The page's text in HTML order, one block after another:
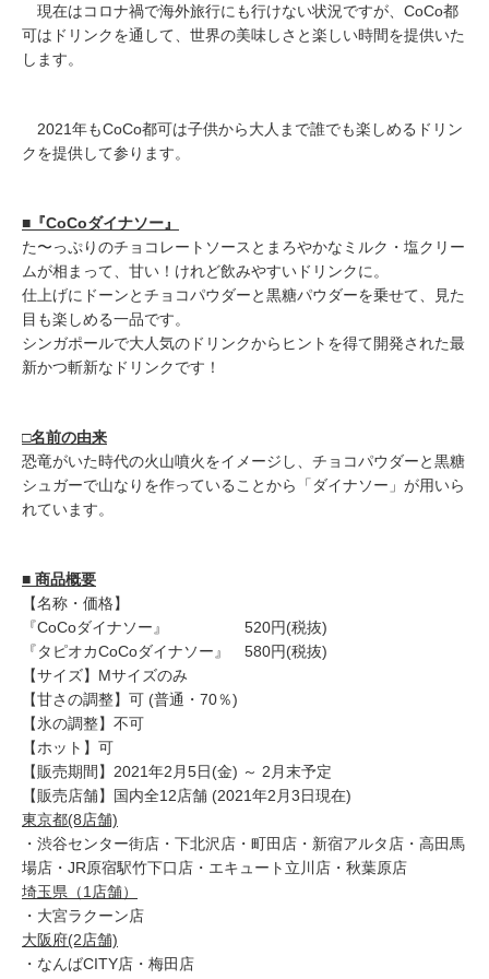
現在はコロナ禍で海外旅行にも行けない状況ですが、CoCo都
可はドリンクを通して、世界の美味しさと楽しい時間を提供いた
します。
2021年もCoCo都可は子供から大人まで誰でも楽しめるドリン
クを提供して参ります。
■『CoCoダイナソー』
た〜っぷりのチョコレートソースとまろやかなミルク・塩クリー
ムが相まって、甘い！けれど飲みやすいドリンクに。
仕上げにドーンとチョコパウダーと黒糖パウダーを乗せて、見た
目も楽しめる一品です。
シンガポールで大人気のドリンクからヒントを得て開発された最
新かつ斬新なドリンクです！
□名前の由来
恐竜がいた時代の火山噴火をイメージし、チョコパウダーと黒糖
シュガーで山なりを作っていることから「ダイナソー」が用いら
れています。
■ 商品概要
【名称・価格】
『CoCoダイナソー』 520円(税抜)
『タピオカCoCoダイナソー』 580円(税抜)
【サイズ】Mサイズのみ
【甘さの調整】可 (普通・70％)
【氷の調整】不可
【ホット】可
【販売期間】2021年2月5日(金) ～ 2月末予定
【販売店舗】国内全12店舗 (2021年2月3日現在)
東京都(8店舗)
・渋谷センター街店・下北沢店・町田店・新宿アルタ店・高田馬
場店・JR原宿駅竹下口店・エキュート立川店・秋葉原店
埼玉県（1店舗）
・大宮ラクーン店
大阪府(2店舗)
・なんばCITY店・梅田店